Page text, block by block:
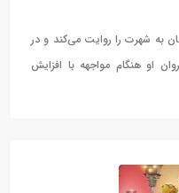
به شهرت را روایت می‌کند و در
او هنگام مواجهه با افزایش